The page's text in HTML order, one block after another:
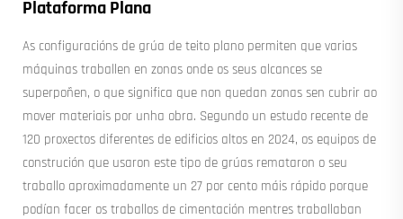
Plataforma Plana
As configuracións de grúa de teito plano permiten que varias
máquinas traballen en zonas onde os seus alcances se
superpoñen, o que significa que non quedan zonas sen cubrir ao
mover materiais por unha obra. Segundo un estudo recente de
120 proxectos diferentes de edificios altos en 2024, os equipos de
construción que usaron este tipo de grúas remataron o seu
traballo aproximadamente un 27 por cento máis rápido porque
podían facer os traballos de cimentación mentres traballaban